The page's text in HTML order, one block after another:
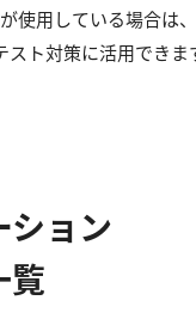
使用している場合は、
ト対策に活用できま
ション
覧